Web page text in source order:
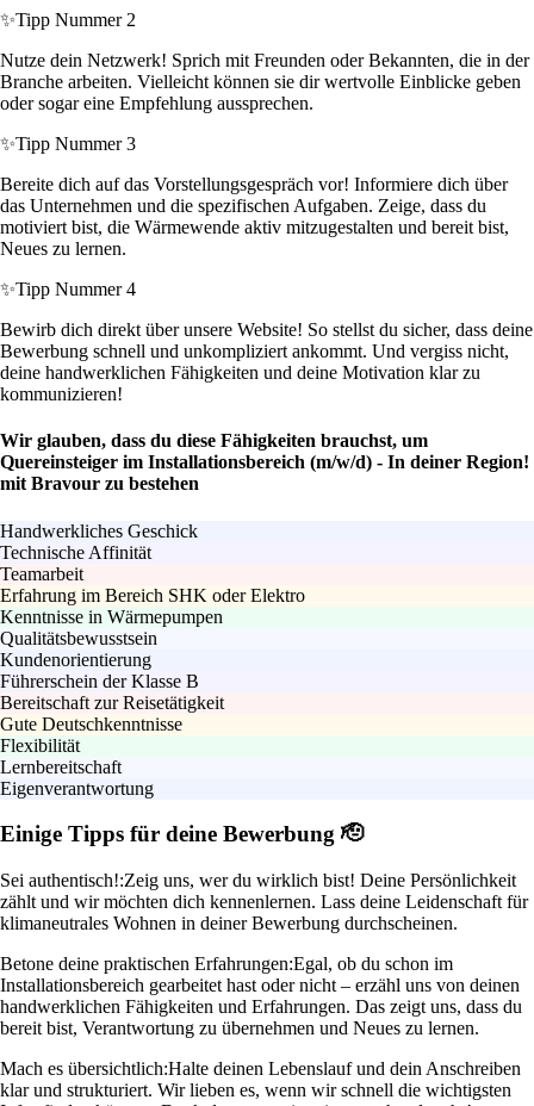
✨Tipp Nummer 2
Nutze dein Netzwerk! Sprich mit Freunden oder Bekannten, die in der
Branche arbeiten. Vielleicht können sie dir wertvolle Einblicke geben
oder sogar eine Empfehlung aussprechen.
✨Tipp Nummer 3
Bereite dich auf das Vorstellungsgespräch vor! Informiere dich über
das Unternehmen und die spezifischen Aufgaben. Zeige, dass du
motiviert bist, die Wärmewende aktiv mitzugestalten und bereit bist,
Neues zu lernen.
✨Tipp Nummer 4
Bewirb dich direkt über unsere Website! So stellst du sicher, dass deine
Bewerbung schnell und unkompliziert ankommt. Und vergiss nicht,
deine handwerklichen Fähigkeiten und deine Motivation klar zu
kommunizieren!
Wir glauben, dass du diese Fähigkeiten brauchst, um
Quereinsteiger im Installationsbereich (m/w/d) - In deiner Region!
mit Bravour zu bestehen
Handwerkliches Geschick
Technische Affinität
Teamarbeit
Erfahrung im Bereich SHK oder Elektro
Kenntnisse in Wärmepumpen
Qualitätsbewusstsein
Kundenorientierung
Führerschein der Klasse B
Bereitschaft zur Reisetätigkeit
Gute Deutschkenntnisse
Flexibilität
Lernbereitschaft
Eigenverantwortung
Einige Tipps für deine Bewerbung 🫡
Sei authentisch!:Zeig uns, wer du wirklich bist! Deine Persönlichkeit
zählt und wir möchten dich kennenlernen. Lass deine Leidenschaft für
klimaneutrales Wohnen in deiner Bewerbung durchscheinen.
Betone deine praktischen Erfahrungen:Egal, ob du schon im
Installationsbereich gearbeitet hast oder nicht – erzähl uns von deinen
handwerklichen Fähigkeiten und Erfahrungen. Das zeigt uns, dass du
bereit bist, Verantwortung zu übernehmen und Neues zu lernen.
Mach es übersichtlich:Halte deinen Lebenslauf und dein Anschreiben
klar und strukturiert. Wir lieben es, wenn wir schnell die wichtigsten